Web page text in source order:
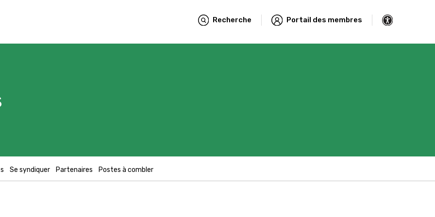
Recherche Portail des membres
Se syndiquer Partenaires Postes à combler